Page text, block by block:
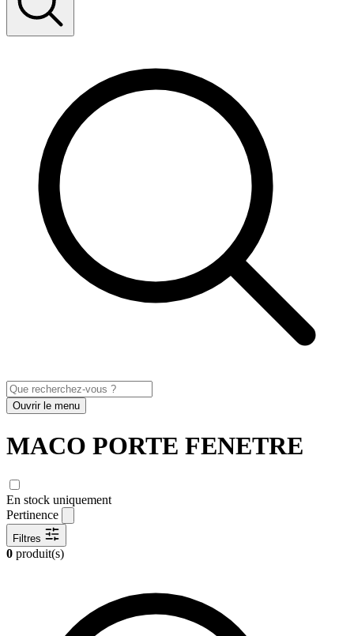
Ouvrir le menu
MACO PORTE FENETRE
En stock uniquement
Pertinence
Filtres
0 produit(s)